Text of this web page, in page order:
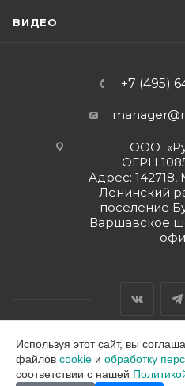
ВИДЕО
+7 (495)
ООО
ОГРН
Адрес: 142718,
Ленинский
поселение
Варшавское
2026 © ООО
Используя этот сайт, вы
файлов cookie и обработку
соответствии с нашей